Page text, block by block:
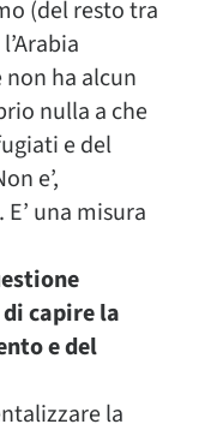
(del resto tra
non ha alcun
nulla a che
e del
e’,
una misura
capire la
e del
la